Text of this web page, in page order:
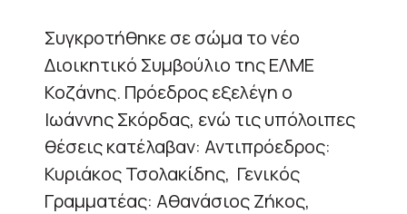
Συγκροτήθηκε σε σώμα το νέο
Διοικητικό Συμβούλιο της ΕΛΜΕ
Κοζάνης. Πρόεδρος εξελέγη ο
Ιωάννης Σκόρδας, ενώ τις υπόλοιπες
θέσεις κατέλαβαν: Αντιπρόεδρος:
Κυριάκος Τσολακίδης, Γενικός
Γραμματέας: Αθανάσιος Ζήκος,